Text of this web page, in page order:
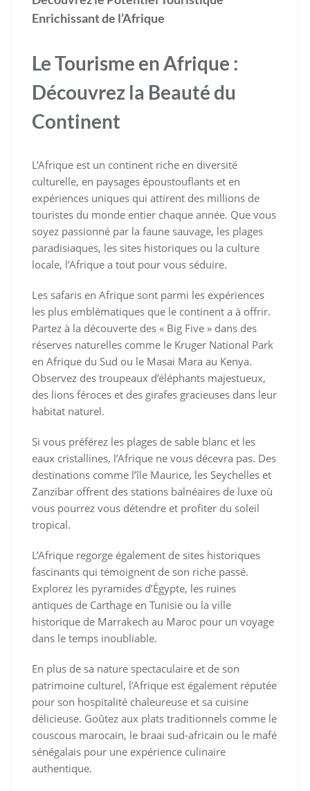
Enrichissant de l’Afrique
Le Tourisme en Afrique :
Découvrez la Beauté du
Continent
L’Afrique est un continent riche en diversité
culturelle, en paysages époustouflants et en
expériences uniques qui attirent des millions de
touristes du monde entier chaque année. Que vous
soyez passionné par la faune sauvage, les plages
paradisiaques, les sites historiques ou la culture
locale, l’Afrique a tout pour vous séduire.
Les safaris en Afrique sont parmi les expériences
les plus emblématiques que le continent a à offrir.
Partez à la découverte des « Big Five » dans des
réserves naturelles comme le Kruger National Park
en Afrique du Sud ou le Masai Mara au Kenya.
Observez des troupeaux d’éléphants majestueux,
des lions féroces et des girafes gracieuses dans leur
habitat naturel.
Si vous préférez les plages de sable blanc et les
eaux cristallines, l’Afrique ne vous décevra pas. Des
destinations comme l’île Maurice, les Seychelles et
Zanzibar offrent des stations balnéaires de luxe où
vous pourrez vous détendre et profiter du soleil
tropical.
L’Afrique regorge également de sites historiques
fascinants qui témoignent de son riche passé.
Explorez les pyramides d’Égypte, les ruines
antiques de Carthage en Tunisie ou la ville
historique de Marrakech au Maroc pour un voyage
dans le temps inoubliable.
En plus de sa nature spectaculaire et de son
patrimoine culturel, l’Afrique est également réputée
pour son hospitalité chaleureuse et sa cuisine
délicieuse. Goûtez aux plats traditionnels comme le
couscous marocain, le braai sud-africain ou le mafé
sénégalais pour une expérience culinaire
authentique.